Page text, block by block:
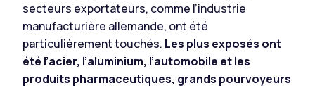
secteurs exportateurs, comme l’industrie
manufacturière allemande, ont été
particulièrement touchés. Les plus exposés ont
été l’acier, l’aluminium, l’automobile et les
produits pharmaceutiques, grands pourvoyeurs